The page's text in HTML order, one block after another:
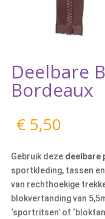
Deelbare
Bordeaux
€5,50
Gebruik deze deelbare
sportkleding, tassen
van rechthoekige
blokvertanding van
‘sportritsen’ of